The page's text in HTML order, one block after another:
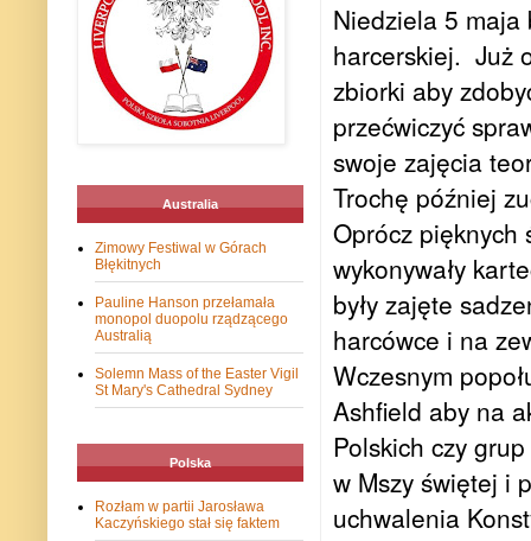
Niedziela 5 maja
harcerskiej. Już
zbiorki aby
przećwiczyć
swoje zajęcia
Trochę później
Oprócz pięknych
wykonywały
były zajęte
harcówce i na
Wczesnym
Ashfield aby na
Polskich czy
w Mszy świętej i
uchwalenia
Australia
Zimowy Festiwal w Górach
Błękitnych
Pauline Hanson przełamała
monopol duopolu rządzącego
Australią
Solemn Mass of the Easter Vigil
St Mary's Cathedral Sydney
Polska
Rozłam w partii Jarosława
Kaczyńskiego stał się faktem